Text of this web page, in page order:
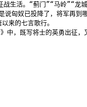
活。“蓟门”“马岭”“
匈奴已投降了，将军再
来的七言歌行。
，既写将士的英勇出